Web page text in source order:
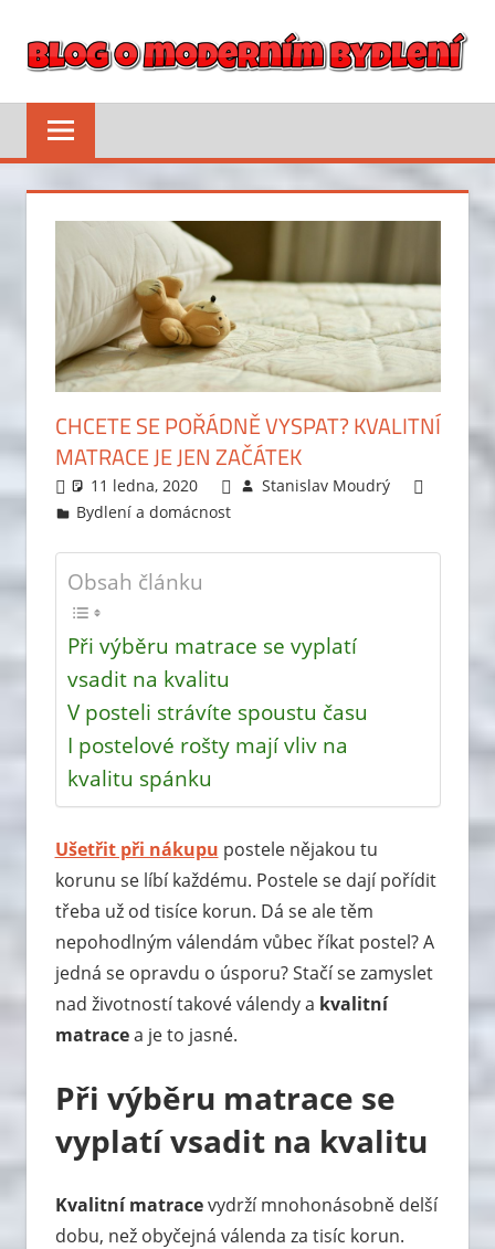
content
BLOG
O
MODERNÍM
BYDLENÍ
Inspirace
tipy
spokojený
domov
CHCETE SE POŘÁDNĚ VYSPAT? KVALITNÍ
MATRACE JE JEN ZAČÁTEK
11 ledna, 2020
Stanislav Moudrý
Bydlení a domácnost
Obsah článku
Při výběru matrace se vyplatí
vsadit na kvalitu
V posteli strávíte spoustu času
I postelové rošty mají vliv na
kvalitu spánku
Ušetřit při nákupu postele nějakou tu
korunu se líbí každému. Postele se dají pořídit
třeba už od tisíce korun. Dá se ale těm
nepohodlným válendám vůbec říkat postel? A
jedná se opravdu o úsporu? Stačí se zamyslet
nad životností takové válendy a kvalitní
matracea je to jasné.
Při výběru matrace se
vyplatí vsadit na kvalitu
Kvalitní matracevydrží mnohonásobně delší
dobu, než obyčejná válenda za tisíc korun.